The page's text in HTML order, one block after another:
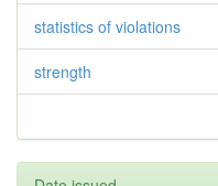
statistics of violations
strength